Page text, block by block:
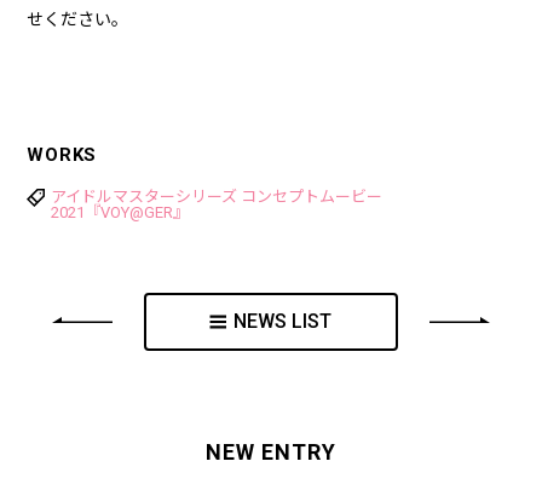
せください。
WORKS
アイドルマスターシリーズ コンセプトムービー
2021『VOY@GER』
NEWS LIST
NEW ENTRY